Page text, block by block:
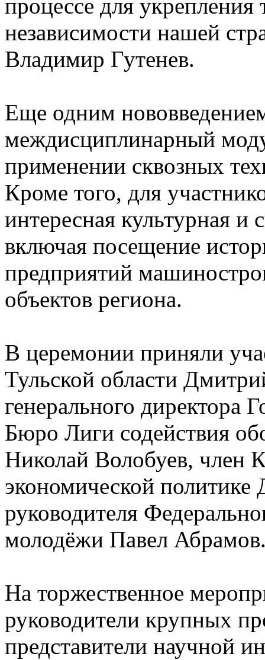
процессе для укрепления
независимости нашей
Владимир Гутенев.
Еще одним
междисциплинарный
применении сквозных
Кроме того, для
интересная культурная
включая посещение
предприятий
объектов региона.
В церемонии приняли
Тульской области
генерального директора
Бюро Лиги содействия
Николай Волобуев, член
экономической политике
руководителя
молодёжи Павел
На торжественное
руководители крупных
представители научной